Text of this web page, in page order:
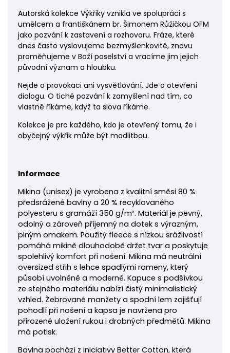
Autorská kolekce Výkřiky vznikla ve spolupráci s
umělcem a františkánem br. Šimonem Růžičkou OFM
jako pozvání k zastavení a rozhovoru. Fráze, které
dnes často vyslovujeme bezmyšlenkovitě, znovu
proměňujeme v Boží poselství a vracíme jim jejich
původní význam a hloubku.
Nejde o provokaci ani vysvětlování. Jde o otevření
dialogu. O tiché pozvání k zamyšlení nad tím, co
vlastně říkáme, když ta slova říkáme.
Kolekce je pro každého, kdo je otevřený tomu, že i
obyčejný výkřik může být modlitbou.
Informace
Mikina (unisex) je vyrobena z kvalitní směsi 80 %
předsrážené bavlny a 20 % recyklovaného
polyesteru s gramáží 350 g/m². Materiál je pevný,
odolný a zároveň příjemný na dotek s výrazným,
plným omakem. Použitý fleece s nízkou srážlivostí
pomáhá mikině dlouhodobě držet tvar a poskytuje
spolehlivý komfort při nošení. Mikina má neutrální
oversized střih s lehce spadlými rameny, který
působí uvolněně a moderně. Kapuce s podšívkou
ze stejného materiálu nabízí čistý minimalistický
vzhled. Žebrované manžety a spodní lem zajišťují
pohodlí při nošení a kapsa je navržena pro
přirozené uložení rukou i drobných předmětů. Mikina
má potisk.
Bavlna pochází z iniciativy Better Cotton, která